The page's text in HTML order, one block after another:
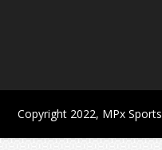
Copyright 2022, MPx Sports